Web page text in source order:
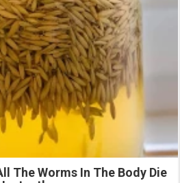
The Worms In The Body Die